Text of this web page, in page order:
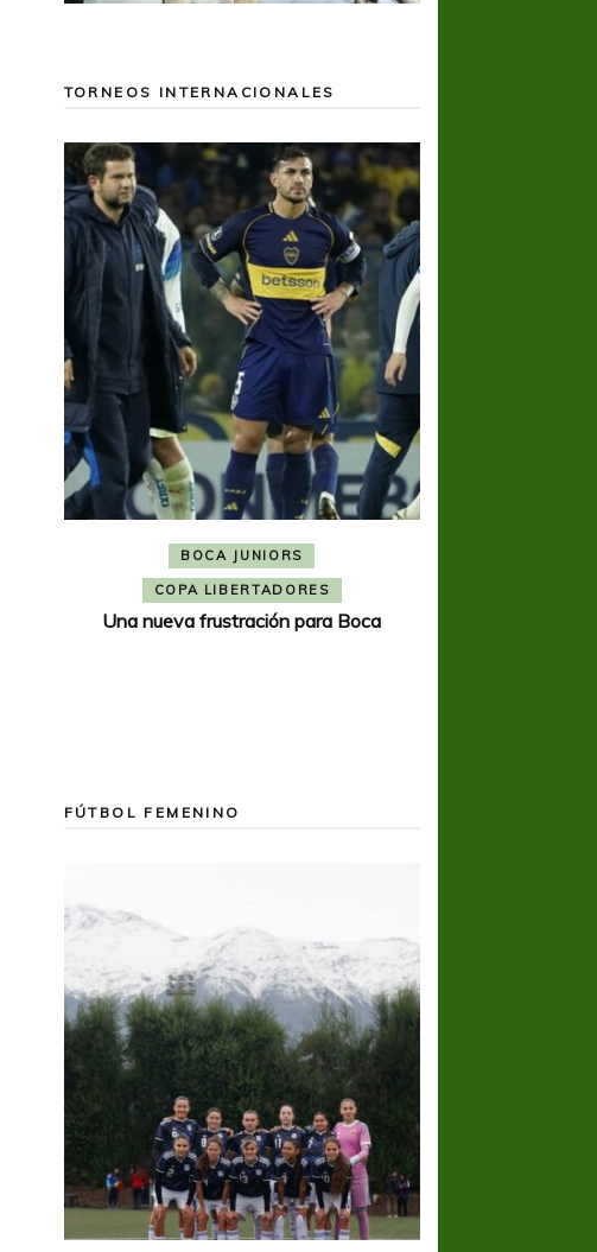
TORNEOS INTERNACIONALES
BOCA JUNIORS
COPA LIBERTADORES
Una nueva frustración para Boca
FÚTBOL FEMENINO